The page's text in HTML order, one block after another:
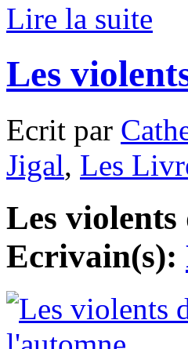
Lire la suite
Les
Ecrit par
Jigal, Les
Les violents
Ecrivain(s):